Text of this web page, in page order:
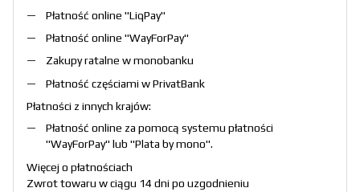
Płatność online "LiqPay"
Płatność online "WayForPay"
Zakupy ratalne w monobanku
Płatność częściami w PrivatBank
Płatności z innych krajów:
Płatność online za pomocą systemu płatności
"WayForPay" lub "Plata by mono".
Więcej o płatnościach
Zwrot towaru w ciągu 14 dni po uzgodnieniu